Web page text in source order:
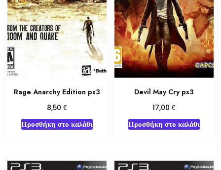
Rage Anarchy Edition ps3
8,50 €
Προσθήκη στο καλάθι
Devil May Cry ps3
17,00€
Προσθήκη στο καλάθι